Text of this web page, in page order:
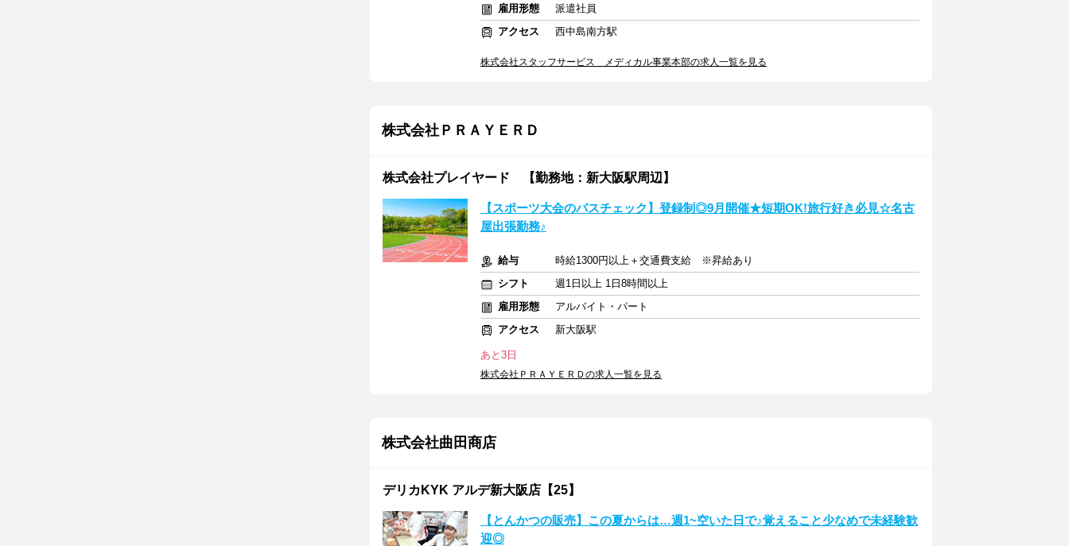
雇用形態
派遣社員
アクセス
西中島南方駅
株式会社スタッフサービス メディカル事業本部の求人一覧を見る
株式会社ＰＲＡＹＥＲＤ
株式会社プレイヤード 【勤務地：新大阪駅周辺】
【スポーツ大会のパスチェック】登録制◎9月開催★短期OK!旅行好き必見☆名古
屋出張勤務♪
給与
時給1300円以上＋交通費支給 ※昇給あり
シフト
週1日以上 1日8時間以上
雇用形態
アルバイト・パート
アクセス
新大阪駅
あと3日
株式会社ＰＲＡＹＥＲＤの求人一覧を見る
株式会社曲田商店
デリカKYK アルデ新大阪店【25】
【とんかつの販売】この夏からは…週1~空いた日で♪覚えること少なめで未経験歓
迎◎